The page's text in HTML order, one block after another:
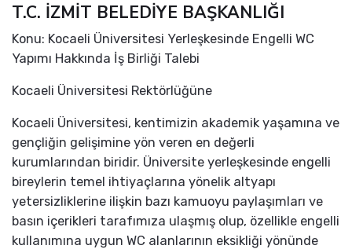
T.C. İZMİT BELEDİYE BAŞKANLIĞI
Konu: Kocaeli Üniversitesi Yerleşkesinde Engelli WC
Yapımı Hakkında İş Birliği Talebi
Kocaeli Üniversitesi Rektörlüğüne
Kocaeli Üniversitesi, kentimizin akademik yaşamına ve
gençliğin gelişimine yön veren en değerli
kurumlarından biridir. Üniversite yerleşkesinde engelli
bireylerin temel ihtiyaçlarına yönelik altyapı
yetersizliklerine ilişkin bazı kamuoyu paylaşımları ve
basın içerikleri tarafımıza ulaşmış olup, özellikle engelli
kullanımına uygun WC alanlarının eksikliği yönünde